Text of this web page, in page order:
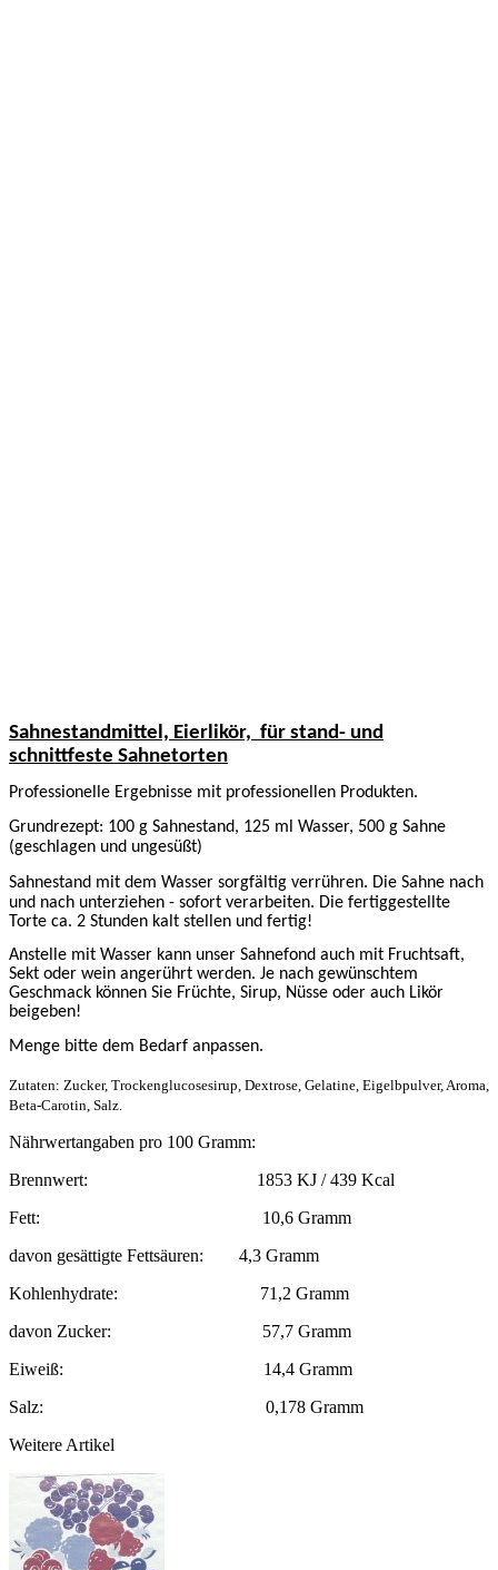
Sahnestandmittel, Eierlikör, für stand- und
schnittfeste Sahnetorten
Professionelle Ergebnisse mit professionellen Produkten.
Grundrezept: 100 g Sahnestand, 125 ml Wasser, 500 g Sahne
(geschlagen und ungesüßt)
Sahnestand mit dem Wasser sorgfältig verrühren. Die Sahne nach
und nach unterziehen - sofort verarbeiten. Die fertiggestellte
Torte ca. 2 Stunden kalt stellen und fertig!
Anstelle mit Wasser kann unser Sahnefond auch mit Fruchtsaft,
Sekt oder wein angerührt werden. Je nach gewünschtem
Geschmack können Sie Früchte, Sirup, Nüsse oder auch Likör
beigeben!
Menge bitte dem Bedarf anpassen.
Zutaten: Zucker, Trockenglucosesirup, Dextrose, Gelatine, Eigelbpulver, Aroma,
Beta-Carotin, Salz.
Nährwertangaben pro 100 Gramm:
Brennwert: 1853 KJ / 439 Kcal
Fett: 10,6 Gramm
davon gesättigte Fettsäuren: 4,3 Gramm
Kohlenhydrate: 71,2 Gramm
davon Zucker: 57,7 Gramm
Eiweiß: 14,4 Gramm
Salz: 0,178 Gramm
Weitere Artikel